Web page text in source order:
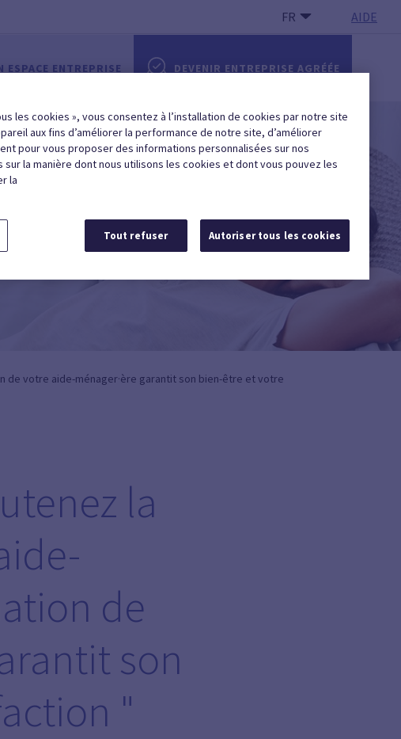
FR AIDE
ESPACE ENTREPRISE DEVENIR ENTREPRISE AGRÉÉE
de votre aide-ménager·ère garantit son bien-être et votre
la
de
son
"
les cookies », vous consentez à l’installation de cookies par notre site
aux fins d’améliorer la performance de notre site, d’améliorer
pour vous proposer des informations personnalisées sur nos
sur la manière dont nous utilisons les cookies et dont vous pouvez les
la
Tout refuser Autoriser tous les cookies